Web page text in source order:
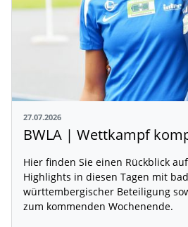
27.07.2026
BWLA | Wettkampf
Hier finden Sie einen Rückblick
Highlights in diesen Tagen mit
württembergischer Beteiligung
zum kommenden Wochenende.